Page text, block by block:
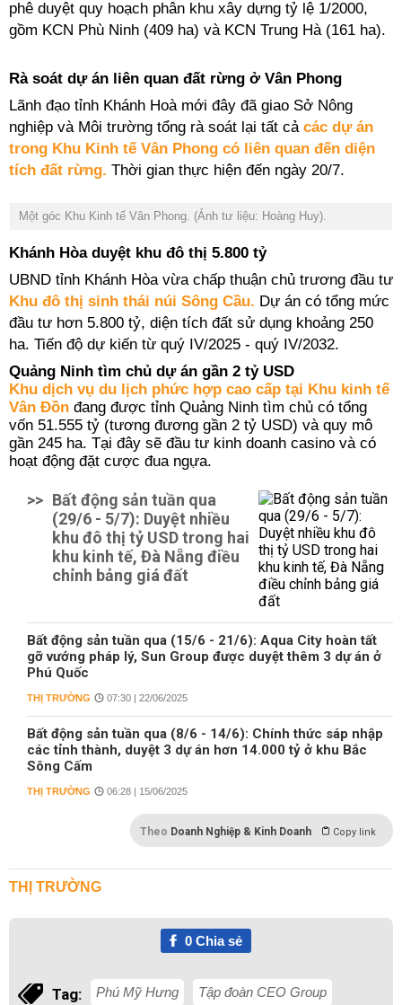
phê duyệt quy hoạch phân khu xây dựng tỷ lệ 1/2000,
gồm KCN Phù Ninh (409 ha) và KCN Trung Hà (161 ha).
Rà soát dự án liên quan đất rừng ở Vân Phong
Lãnh đạo tỉnh Khánh Hoà mới đây đã giao Sở Nông
nghiệp và Môi trường tổng rà soát lại tất cả các dự án
trong Khu Kinh tế Vân Phong có liên quan đến diện
tích đất rừng. Thời gian thực hiện đến ngày 20/7.
Một góc Khu Kinh tế Vân Phong. (Ảnh tư liệu: Hoàng Huy).
Khánh Hòa duyệt khu đô thị 5.800 tỷ
UBND tỉnh Khánh Hòa vừa chấp thuận chủ trương đầu tư
Khu đô thị sinh thái núi Sông Cầu. Dự án có tổng mức
đầu tư hơn 5.800 tỷ, diện tích đất sử dụng khoảng 250
ha. Tiến độ dự kiến từ quý IV/2025 - quý IV/2032.
Quảng Ninh tìm chủ dự án gần 2 tỷ USD
Khu dịch vụ du lịch phức hợp cao cấp tại Khu kinh tế
Vân Đồn đang được tỉnh Quảng Ninh tìm chủ có tổng
vốn 51.555 tỷ (tương đương gần 2 tỷ USD) và quy mô
gần 245 ha. Tại đây sẽ đầu tư kinh doanh casino và có
hoạt động đặt cược đua ngựa.
>> Bất động sản tuần qua
(29/6 - 5/7): Duyệt nhiều
khu đô thị tỷ USD trong hai
khu kinh tế, Đà Nẵng điều
chỉnh bảng giá đất
Bất động sản tuần qua (15/6 - 21/6): Aqua City hoàn tất
gỡ vướng pháp lý, Sun Group được duyệt thêm 3 dự án ở
Phú Quốc
THỊ TRƯỜNG 07:30 | 22/06/2025
Bất động sản tuần qua (8/6 - 14/6): Chính thức sáp nhập
các tỉnh thành, duyệt 3 dự án hơn 14.000 tỷ ở khu Bắc
Sông Cấm
THỊ TRƯỜNG 06:28 | 15/06/2025
Theo Doanh Nghiệp & Kinh Doanh Copy link
THỊ TRƯỜNG
0Chia sẻ
Tag: Phú Mỹ Hưng Tập đoàn CEO Group